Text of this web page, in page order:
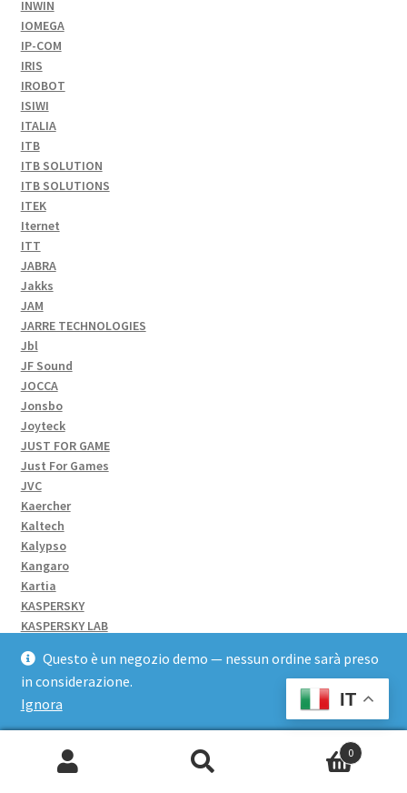
Questo è un negozio demo — nessun ordine sarà preso
in considerazione.
Ignora
INWIN
IOMEGA
IP-COM
IRIS
IROBOT
ISIWI
ITALIA
ITB
ITB SOLUTION
ITB SOLUTIONS
ITEK
Iternet
ITT
JABRA
Jakks
JAM
JARRE TECHNOLOGIES
Jbl
JF Sound
JOCCA
Jonsbo
Joyteck
JUST FOR GAME
Just For Games
JVC
Kaercher
Kaltech
Kalypso
Kangaro
Kartia
KASPERSKY
KASPERSKY LAB
Kenwood
KING MEC
Kingston
KIOXIA
KOALA
0
IT